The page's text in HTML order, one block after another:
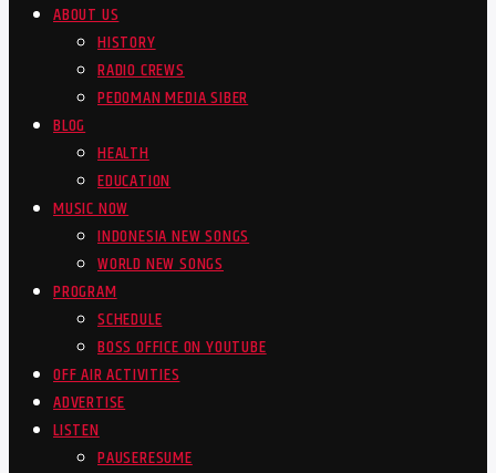
ABOUT US
HISTORY
RADIO CREWS
PEDOMAN MEDIA SIBER
BLOG
HEALTH
EDUCATION
MUSIC NOW
INDONESIA NEW SONGS
WORLD NEW SONGS
PROGRAM
SCHEDULE
BOSS OFFICE ON YOUTUBE
OFF AIR ACTIVITIES
ADVERTISE
LISTEN
PAUSERESUME